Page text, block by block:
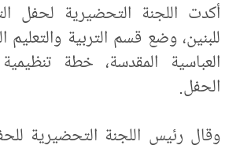
أكدت اللجنة التحضيرية لحفل
للبنين، وضع قسم التربية والتعليم
العباسية المقدسة، خطة
الحفل.
وقال رئيس اللجنة التحضيرية